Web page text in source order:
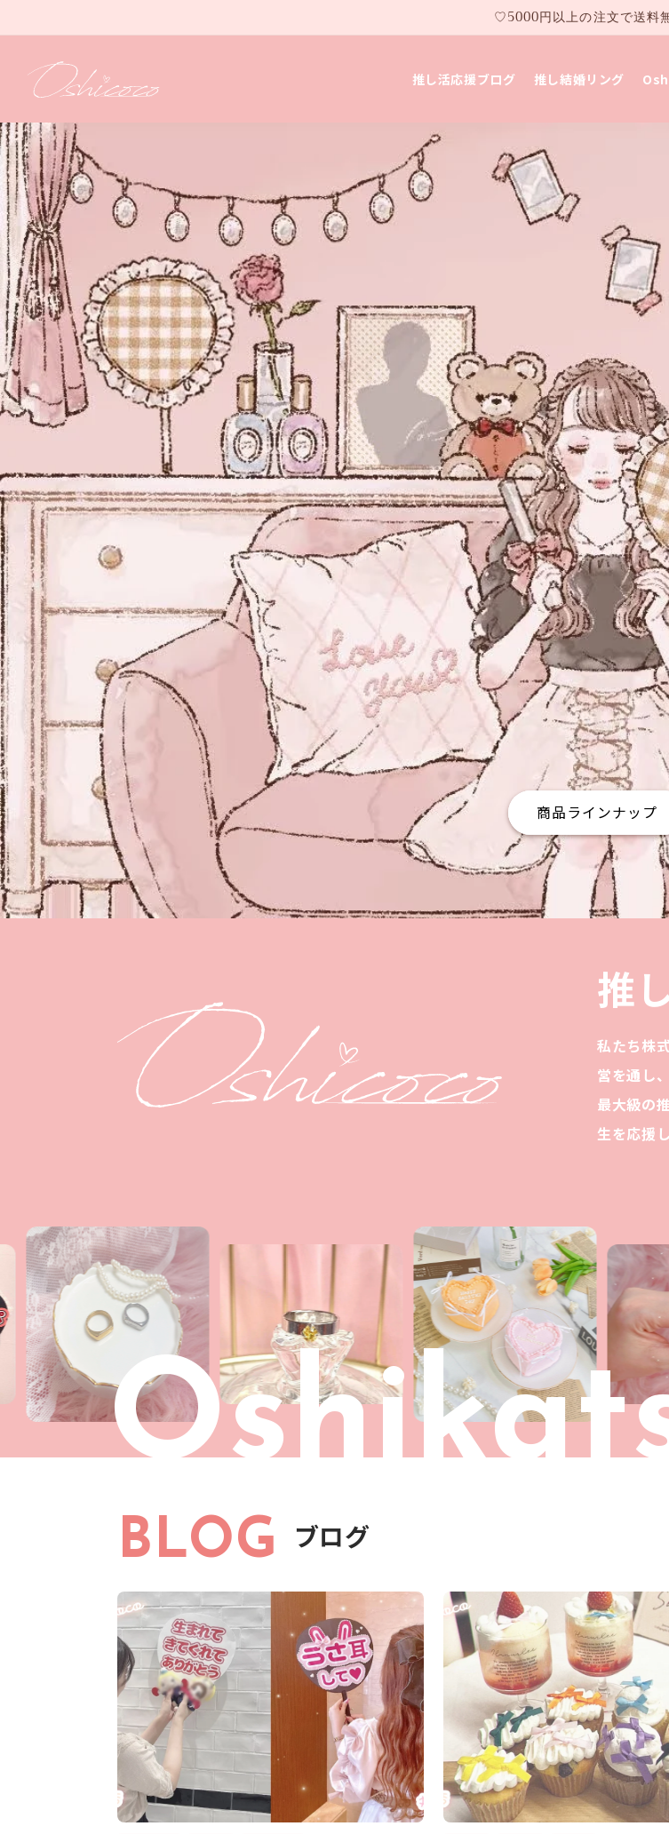
進む
♡5000円以上の注文で送料
推し活応援ブログ 推し結婚リング
商品ラインナップ
推
私たち株
営を通し
最大級の
生を応援
BLOG ブログ